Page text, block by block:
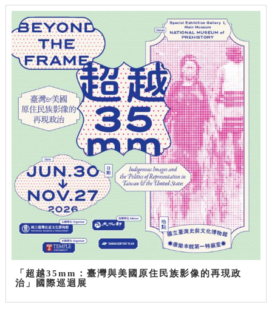
「超越35mm：臺灣與美國原住民族影像的再現政
治」國際巡迴展